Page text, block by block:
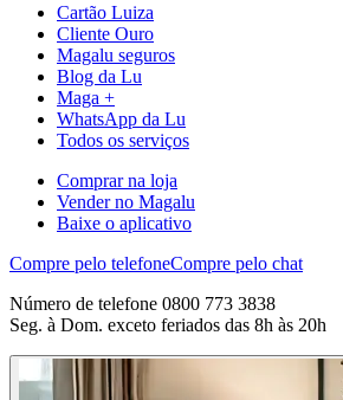
Cartão Luiza
Cliente Ouro
Magalu seguros
Blog da Lu
Maga +
WhatsApp da Lu
Todos os serviços
Comprar na loja
Vender no Magalu
Baixe o aplicativo
Compre pelo telefoneCompre pelo chat
Número de telefone 0800 773 3838
Seg. à Dom. exceto feriados das 8h às 20h